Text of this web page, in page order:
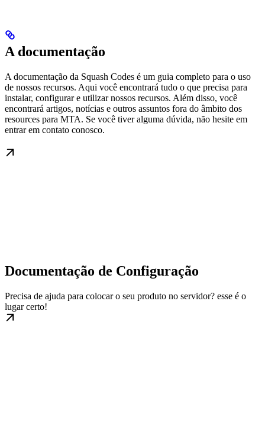
A documentação
A documentação da Squash Codes é um guia completo para o uso
de nossos recursos. Aqui você encontrará tudo o que precisa para
instalar, configurar e utilizar nossos recursos. Além disso, você
encontrará artigos, notícias e outros assuntos fora do âmbito dos
resources para MTA. Se você tiver alguma dúvida, não hesite em
entrar em contato conosco.
Documentação de Configuração
Precisa de ajuda para colocar o seu produto no servidor? esse é o
lugar certo!